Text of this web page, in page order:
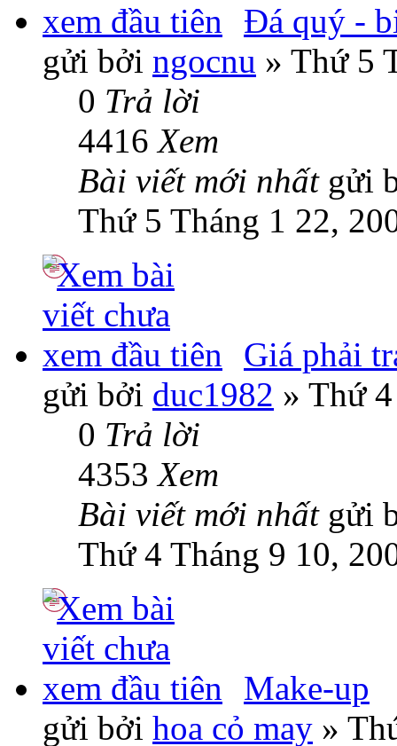
Đá quý -
gửi bởi ngocnu » Thứ 5
0 Trả lời
4416Xem
Bài viết mới nhất gửi
Thứ 5 Tháng 1 22,
Giá phải
gửi bởi duc1982 » Thứ
0 Trả lời
4353Xem
Bài viết mới nhất gửi
Thứ 4 Tháng 9 10,
Make-up
gửi bởi hoa cỏ may »